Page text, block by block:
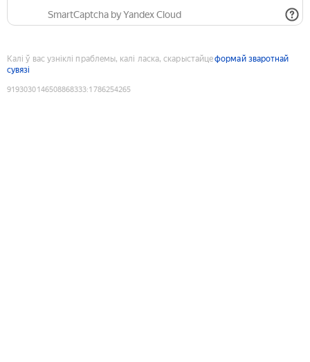
SmartCaptcha by Yandex Cloud
Калі ў вас узніклі праблемы, калі ласка, скарыстайцеформай зваротнай
сувязі
9193030146508868333:1786254265